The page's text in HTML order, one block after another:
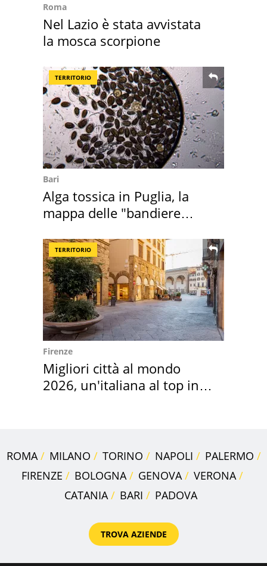
Roma
Nel Lazio è stata avvistata
la mosca scorpione
TERRITORIO
Bari
Alga tossica in Puglia, la
mappa delle "bandiere
TERRITORIO
Firenze
Migliori città al mondo
2026, un'italiana al top in
ROMA MILANO TORINO NAPOLI
PALERMO
FIRENZE
BOLOGNA GENOVA
VERONA
CATANIA
BARI PADOVA
TROVA AZIENDE